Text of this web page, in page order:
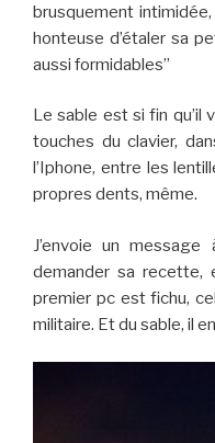
brusquement
honteuse d’étaler sa
aussi formidables”
Le sable est si fin qu’il
touches du clavier,
l’Iphone, entre les
propres dents, même.
J’envoie un
demander sa recette,
premier pc est fichu,
militaire. Et du sable, il